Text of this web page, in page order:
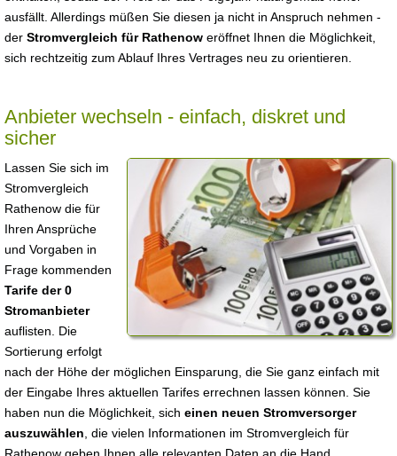
ausfällt. Allerdings müßen Sie diesen ja nicht in Anspruch nehmen -
der Stromvergleich für Rathenow eröffnet Ihnen die Möglichkeit,
sich rechtzeitig zum Ablauf Ihres Vertrages neu zu orientieren.
Anbieter wechseln - einfach, diskret und
sicher
Lassen Sie sich im
Stromvergleich
Rathenow die für
Ihren Ansprüche
und Vorgaben in
Frage kommenden
Tarife der 0
Stromanbieter
auflisten. Die
Sortierung erfolgt
nach der Höhe der möglichen Einsparung, die Sie ganz einfach mit
der Eingabe Ihres aktuellen Tarifes errechnen lassen können. Sie
haben nun die Möglichkeit, sich einen neuen Stromversorger
auszuwählen , die vielen Informationen im Stromvergleich für